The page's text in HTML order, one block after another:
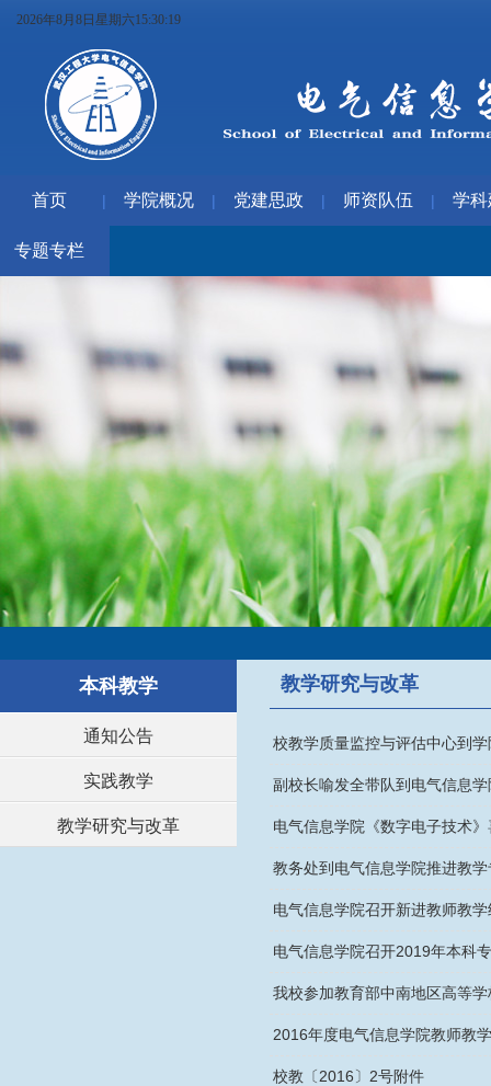
2026年8月8日星期六15:30:19
首页 | 学院概况 | 党建思政 | 师资队伍 | 学
专题专栏
本科教学
通知公告
实践教学
教学研究与改革
教学研究与改革
校教学质量监控与评估中心到
副校长喻发全带队到电气信息
电气信息学院《数字电子技术
教务处到电气信息学院推进教
电气信息学院召开新进教师教
电气信息学院召开2019年本科
我校参加教育部中南地区高等
2016年度电气信息学院教师教
校教〔2016〕2号附件